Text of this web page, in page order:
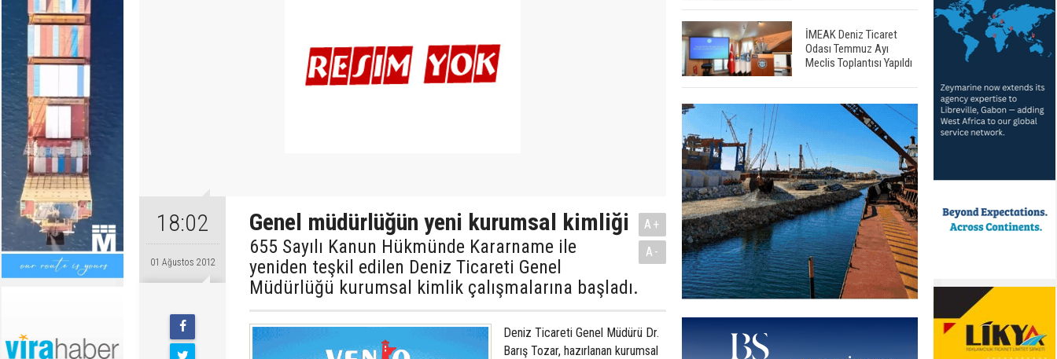
18:02
01 Ağustos 2012
Genel müdürlüğün yeni kurumsal kimliği
655 Sayılı Kanun Hükmünde Kararname ile
yeniden teşkil edilen Deniz Ticareti Genel
Müdürlüğü kurumsal kimlik çalışmalarına başladı.
A+
A-
Deniz Ticareti Genel Müdürü Dr.
Barış Tozar, hazırlanan kurumsal
İMEAK Deniz Ticaret
Odası Temmuz Ayı
Meclis Toplantısı Yapıldı